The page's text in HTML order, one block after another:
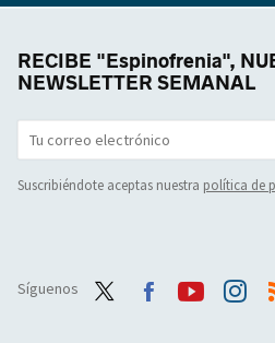
RECIBE "Espinofrenia",
NEWSLETTER SEMANAL
Suscribiéndote aceptas nuestra política de
Síguenos